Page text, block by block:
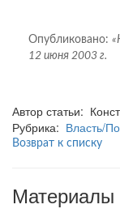
Опубликовано:
12 июня 2003 г.
Автор статьи:
Рубрика: Власть/
Возврат к списку
Материалы